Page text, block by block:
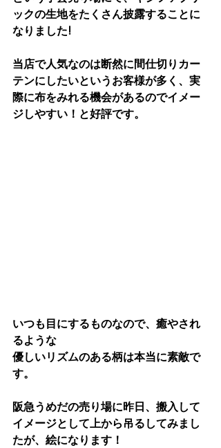
ックの生地をたくさん披露することに
なりました!
当店で人気なのは断然に間仕切りカー
テンにしたいというお客様が多く、実
際に布をみれる機会があるのでイメー
ジしやすい！と好評です。
いつも目にするものなので、癒やされ
るような
優しいリズムのある柄は本当に素敵で
す。
阪急うめだの売り場に昨日、搬入して
イメージとして上から吊るしてみまし
たが、絵になります！